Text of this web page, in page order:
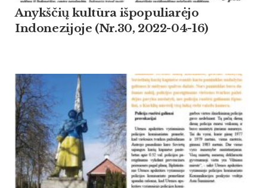
Anykščių kultūra išpopuliarėjo
Indonezijoje (Nr.30, 2022-04-16)